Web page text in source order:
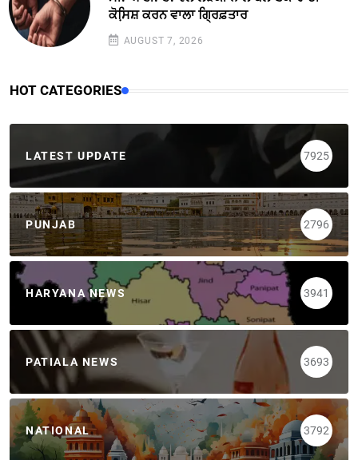
ਕੋਸਿ਼ਸ਼ ਕਰਨ ਵਾਲਾ ਗ੍ਰਿਫ਼ਤਾਰ
AUGUST 7, 2026
HOT CATEGORIES
LATEST UPDATE 7925
PUNJAB 2796
HARYANA NEWS 3941
PATIALA NEWS 3693
NATIONAL 3792